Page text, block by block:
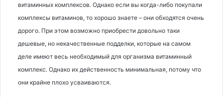
витаминных комплексов. Однако если вы когда-либо покупали
комплексы витаминов, то хорошо знаете – они обходятся очень
дорого. При этом возможно приобрести довольно таки
дешевые, но некачественные подделки, которые на самом
деле имеют весь необходимый для организма витаминный
комплекс. Однако их действенность минимальная, потому что
они крайне плохо усваиваются.